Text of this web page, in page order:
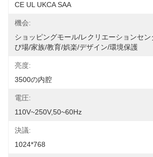
CE UL UKCA SAA
機会:
ショッピングモール/レクリエーションセ
び場/家族/教育/娯楽/デザイン/環境保護
亮度:
3500の内腔
電圧:
110V~250V,50~60Hz
決議:
1024*768